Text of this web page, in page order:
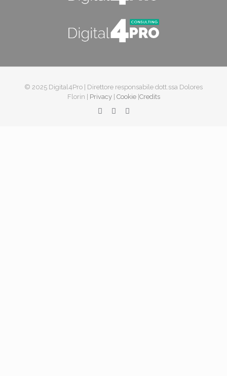
© 2025 Digital4Pro | Direttore responsabile dott.ssa Dolores
Florin | Privacy| Cookie| Credits